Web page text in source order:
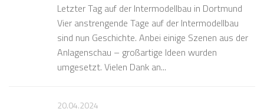
Letzter Tag auf der Intermodellbau in Dortmund
Vier anstrengende Tage auf der Intermodellbau
sind nun Geschichte. Anbei einige Szenen aus der
Anlagenschau – großartige Ideen wurden
umgesetzt. Vielen Dank an...
20.04.2024